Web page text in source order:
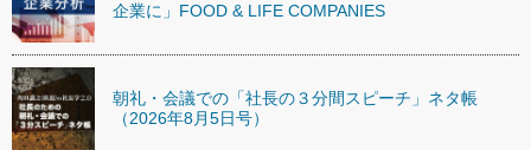
企業に」FOOD & LIFE COMPANIES
朝礼・会議での「社長の３分間スピーチ」ネタ帳
（2026年8月5日号）